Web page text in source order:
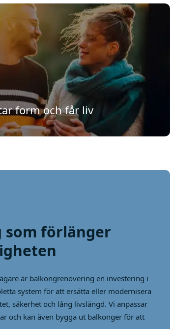
form och får liv
som förlänger
är balkongrenovering en investering i
system för att ersätta eller modernisera
säkerhet och lång livslängd. Vi anpassar
och kan även bygga ut balkonger för att